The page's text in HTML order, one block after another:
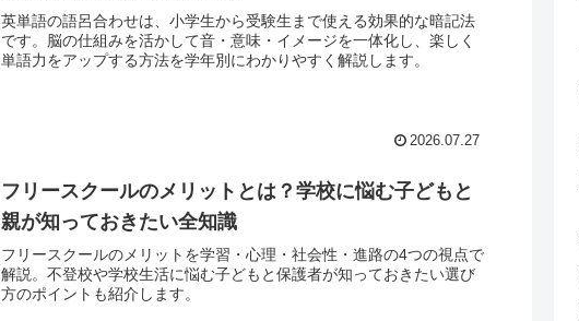
英単語の語呂合わせは、小学生から受験生まで使える効果的な暗記法
です。脳の仕組みを活かして音・意味・イメージを一体化し、楽しく
単語力をアップする方法を学年別にわかりやすく解説します。
2026.07.27
フリースクールのメリットとは？学校に悩む子どもと
親が知っておきたい全知識
フリースクールのメリットを学習・心理・社会性・進路の4つの視点で
解説。不登校や学校生活に悩む子どもと保護者が知っておきたい選び
方のポイントも紹介します。